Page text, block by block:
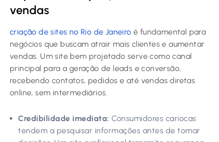
vendas
criação de sites no Rio de Janeiro é fundamental para
negócios que buscam atrair mais clientes e aumentar
vendas. Um site bem projetado serve como canal
principal para a geração de leads e conversão,
recebendo contatos, pedidos e até vendas diretas
online, sem intermediários.
Credibilidade imediata: Consumidores cariocas
tendem a pesquisar informações antes de tomar